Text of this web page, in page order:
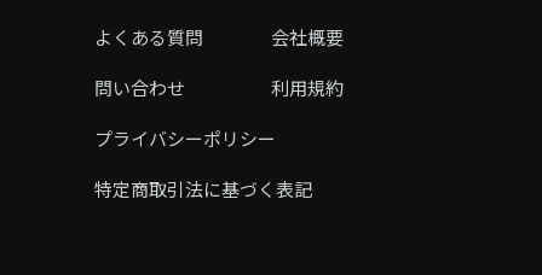
よくある質問
会社概要
問い合わせ
利用規約
プライバシーポリシー
特定商取引法に基づく表記